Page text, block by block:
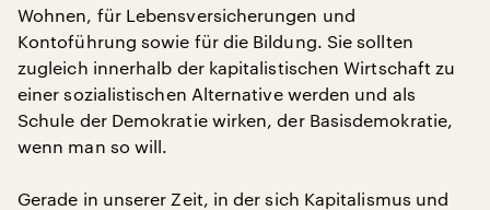
Wohnen, für Lebensversicherungen und
Kontoführung sowie für die Bildung. Sie sollten
zugleich innerhalb der kapitalistischen Wirtschaft zu
einer sozialistischen Alternative werden und als
Schule der Demokratie wirken, der Basisdemokratie,
wenn man so will.
Gerade in unserer Zeit, in der sich Kapitalismus und